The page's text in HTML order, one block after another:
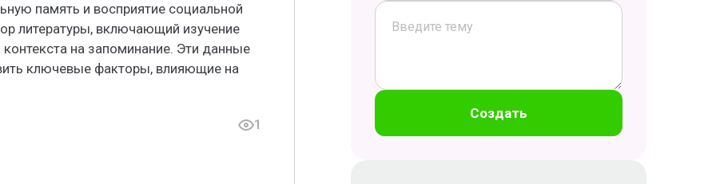
память и восприятие социальной
литературы, включающий изучение
на запоминание. Эти данные
ключевые факторы, влияющие на
1
Создать